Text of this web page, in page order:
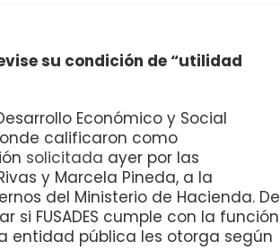
su condición de “utilidad
Económico y Social
calificaron como
solicitada ayer por las
y Marcela Pineda, a la
del Ministerio de Hacienda. De
si FUSADES cumple con la función
entidad pública les otorga según